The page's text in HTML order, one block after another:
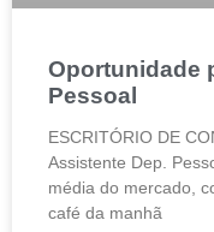
Oportunidade
Pessoal
ESCRITÓRIO DE
Assistente Dep.
média do mercado,
café da manhã